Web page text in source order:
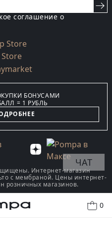
0
соглашение о
БОНУСАМИ
= 1 РУБЛЬ
Интернет-магазин
с мембраной. Цены интернет-
розничных магазинов.
ЧАТ